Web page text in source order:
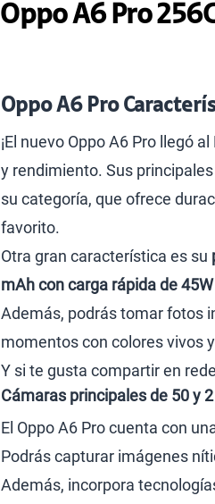
OppoA6 Pro
Oppo A6 Pro
¡El nuevo Oppo A6 Pro llegó
y rendimiento. Sus
su categoría, que ofrece
favorito.
Otra gran característica es su
mAh con carga rápida de 45W
Además, podrás tomar fotos
momentos con colores vivos
Y si te gusta compartir en
Cámaras principales de 50 y
El Oppo A6 Pro cuenta con
Podrás capturar imágenes
Además, incorpora